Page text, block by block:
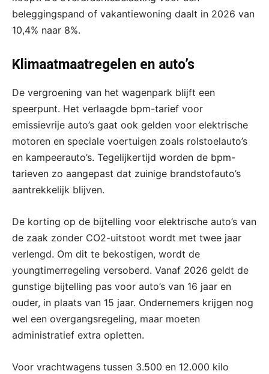
beleggingspand of vakantiewoning daalt in 2026 van
10,4% naar 8%.
Klimaatmaatregelen en auto’s
De vergroening van het wagenpark blijft een
speerpunt. Het verlaagde bpm-tarief voor
emissievrije auto’s gaat ook gelden voor elektrische
motoren en speciale voertuigen zoals rolstoelauto’s
en kampeerauto’s. Tegelijkertijd worden de bpm-
tarieven zo aangepast dat zuinige brandstofauto’s
aantrekkelijk blijven.
De korting op de bijtelling voor elektrische auto’s van
de zaak zonder CO2-uitstoot wordt met twee jaar
verlengd. Om dit te bekostigen, wordt de
youngtimerregeling versoberd. Vanaf 2026 geldt de
gunstige bijtelling pas voor auto’s van 16 jaar en
ouder, in plaats van 15 jaar. Ondernemers krijgen nog
wel een overgangsregeling, maar moeten
administratief extra opletten.
Voor vrachtwagens tussen 3.500 en 12.000 kilo